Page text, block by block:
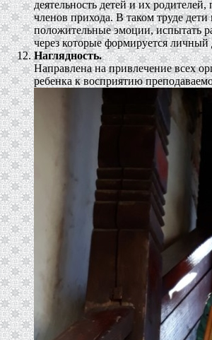
деятельность детей и их родителей,
членов прихода. В таком труде дети
положительные эмоции, испытать
через которые формируется
Наглядность.
Направлена на привлечение всех
ребенка к восприятию